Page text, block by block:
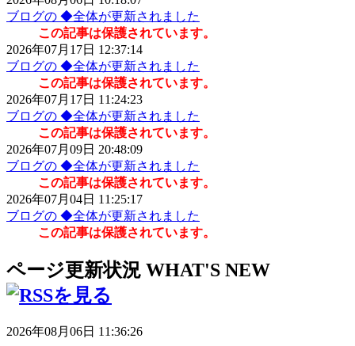
ブログの ◆全体が更新されました
この記事は保護されています。
2026年07月17日 12:37:14
ブログの ◆全体が更新されました
この記事は保護されています。
2026年07月17日 11:24:23
ブログの ◆全体が更新されました
この記事は保護されています。
2026年07月09日 20:48:09
ブログの ◆全体が更新されました
この記事は保護されています。
2026年07月04日 11:25:17
ブログの ◆全体が更新されました
この記事は保護されています。
ページ更新状況 WHAT'S NEW
2026年08月06日 11:36:26